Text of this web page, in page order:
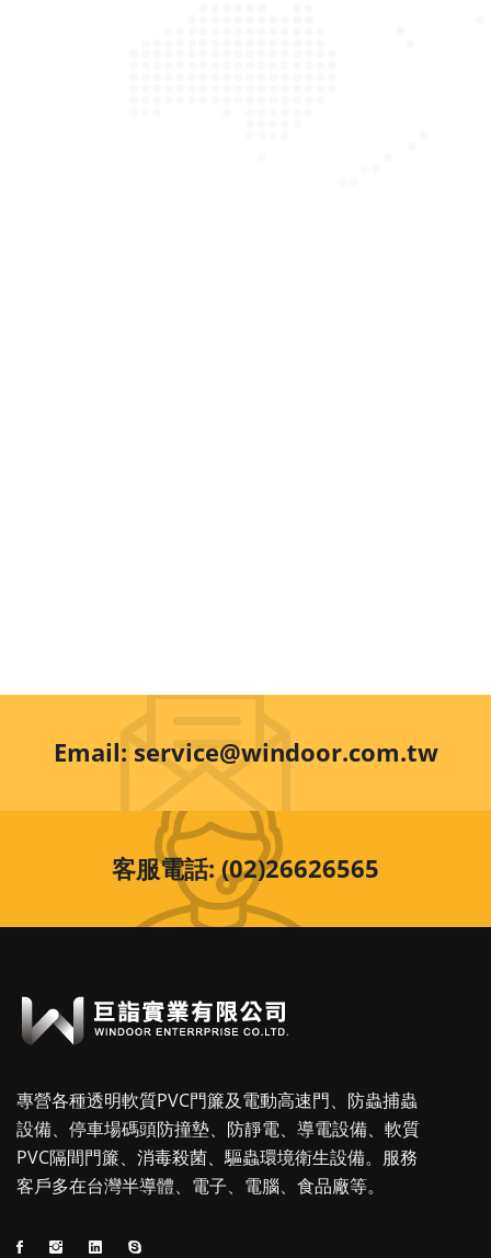
Email: service@windoor.com.tw
客服電話: (02)26626565
專營各種透明軟質PVC門簾及電動高速門、防蟲捕蟲
設備、停車場碼頭防撞墊、防靜電、導電設備、軟質
PVC隔間門簾、消毒殺菌、驅蟲環境衛生設備。服務
客戶多在台灣半導體、電子、電腦、食品廠等。